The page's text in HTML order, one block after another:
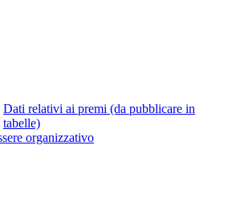
Dati relativi ai premi (da pubblicare in
tabelle)
organizzativo